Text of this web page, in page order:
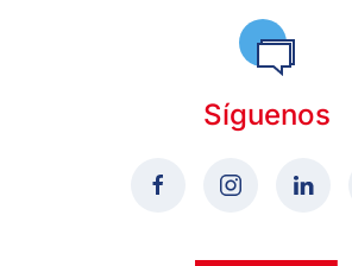
Síguenos